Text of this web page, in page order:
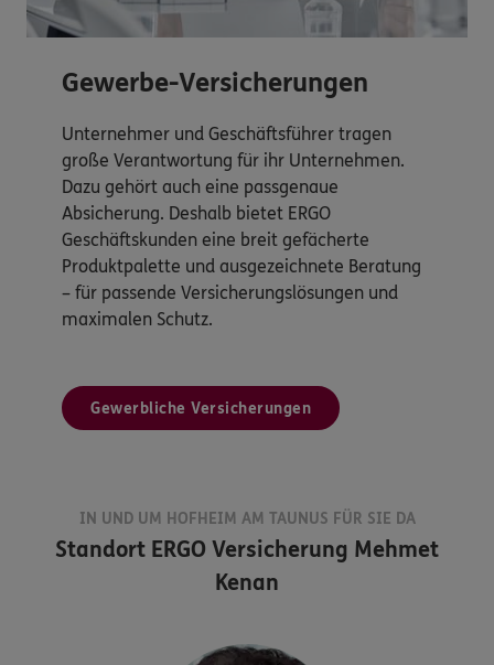
Gewerbe-Versicherungen
Unternehmer und Geschäftsführer tragen
große Verantwortung für ihr Unternehmen.
Dazu gehört auch eine passgenaue
Absicherung. Deshalb bietet ERGO
Geschäftskunden eine breit gefächerte
Produktpalette und ausgezeichnete Beratung
– für passende Versicherungslösungen und
maximalen Schutz.
Gewerbliche Versicherungen
IN UND UM HOFHEIM AM TAUNUS FÜR SIE DA
Standort ERGO Versicherung Mehmet
Kenan